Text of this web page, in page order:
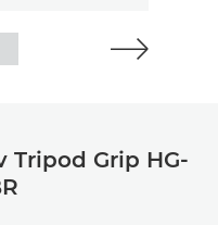
Tripod Grip HG-